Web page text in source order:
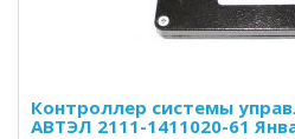
Контроллер системы
АВТЭЛ 2111-1411020-61